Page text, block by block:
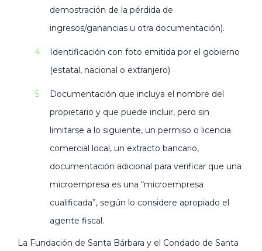
demostración de la pérdida de
ingresos/ganancias u otra documentación).
Identificación con foto emitida por el gobierno
(estatal, nacional o extranjero)
Documentación que incluya el nombre del
propietario y que puede incluir, pero sin
limitarse a lo siguiente, un permiso o licencia
comercial local, un extracto bancario,
documentación adicional para verificar que una
microempresa es una “microempresa
cualificada”, según lo considere apropiado el
agente fiscal.
La Fundación de Santa Bárbara y el Condado de Santa